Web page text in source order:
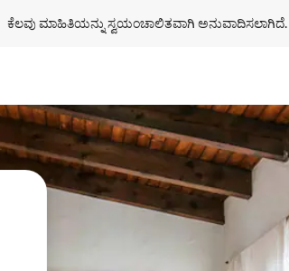
ಕೆಲವು ಮಾಹಿತಿಯನ್ನು ಸ್ವಯಂಚಾಲಿತವಾಗಿ ಅನುವಾದಿಸಲಾಗಿದೆ.